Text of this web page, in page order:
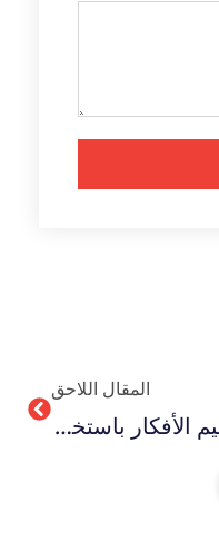
المقال اللاحق
تنظيم الأفكار باستخدام الذكاء الاصطناعي لعام 2026 في البحث العلمي